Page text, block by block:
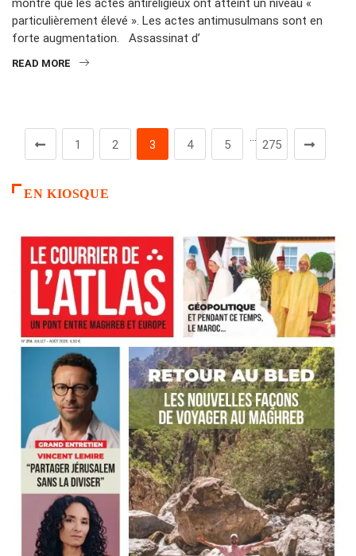
montre que les actes antireligieux ont atteint un niveau «
particulièrement élevé ». Les actes antimusulmans sont en
forte augmentation. Assassinat d’
READ MORE
1 2 3 4 5
…
275
EN KIOSQUE